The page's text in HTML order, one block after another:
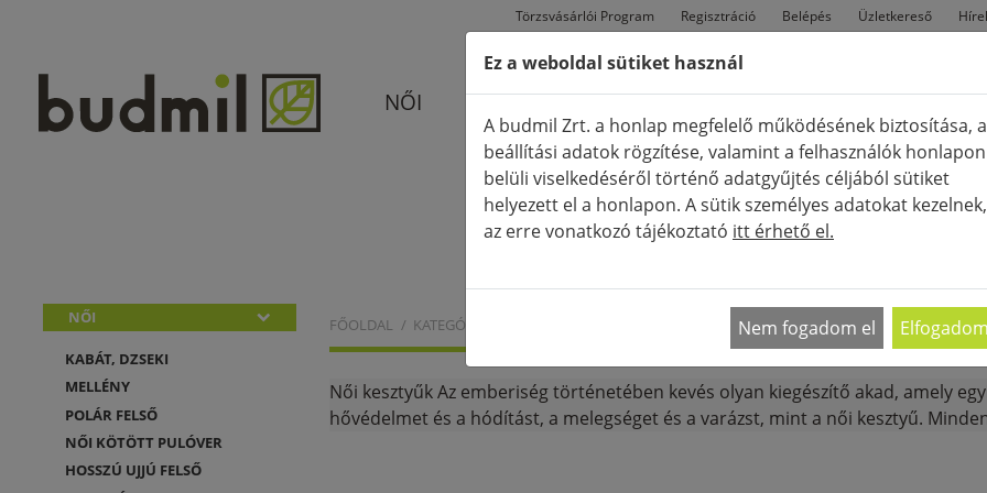
Törzsvásárlói Program Regisztráció Belépés Üzletkereső
NŐI FÉRFI TÁSKÁK CIPŐK
NŐI
KABÁT, DZSEKI
MELLÉNY
POLÁR FELSŐ
NŐI KÖTÖTT PULÓVER
HOSSZÚ UJJÚ FELSŐ
FŐOLDAL KATEGÓRIÁK KESZTYŰ
Női kesztyűk Az emberiség történetében kevés olyan kiegészítő akad, amely
hővédelmet és a hódítást, a melegséget és a varázst, mint a női kesztyű.
Ez a weboldal sütiket használ
A budmil Zrt. a honlap megfelelő működésének biztosítása, a
beállítási adatok rögzítése, valamint a felhasználók honlapon
belüli viselkedéséről történő adatgyűjtés céljából sütiket
helyezett el a honlapon. A sütik személyes adatokat kezelnek,
az erre vonatkozó tájékoztató itt érhető el.
Nem fogadom el Elfogadom